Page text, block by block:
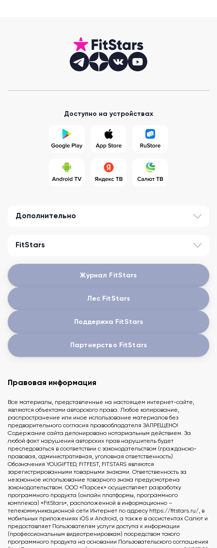
Доступно на устройствах
Дополнительно
FitStars
Журнал FitStars
Лес FitStars
Поддержка FitStars
Партнерство FitStars
Правовая информация
Все материалы, представленные на настоящем интернет-сайте,
являются объектами авторского права. Любое копирование,
распространение или иное использование материалов без
предварительного согласия правообладателя ЗАПРЕЩЕНО!
Содержание сайта депонировано нотариальным действием. За
любой факт нарушения авторских прав нарушитель будет
преследоваться в соответствии с законодательством (гражданско-
правовая, административная, уголовная ответственность).
Обозначения YOUGIFTED, FITFEST, FITSTARS являются
зарегистрированными товарными знаками. Ответственность за
незаконное использование товарного знака предусмотрена
законодательством. ООО «Парсек» осуществляет разработку
программного продукта (онлайн платформы, программного
комплекса) «FitStars», расположенной в информационно –
телекоммуникационной сети Интернет по адресу https://fitstars.ru/, в
мобильных приложениях iOS и Android, а также в ассистентах Салют и
предоставляет Пользователям услуги доступа к информации
(профессиональным видеотренировкам) посредством такого
программного продукта на основании Пользовательского соглашения